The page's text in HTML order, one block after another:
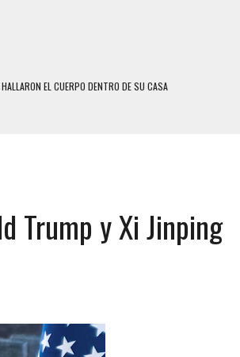
EL CUERPO DENTRO DE SU CASA
DE 13 AÑOS TRAS ABUSAR DE ELLA
LOS TERREMOTOS: CAYERON DESDE EL PISO NUEVE DEL
DE LOS TERREMOTOS EN LA GUAIRA
Trump y Xi Jinping